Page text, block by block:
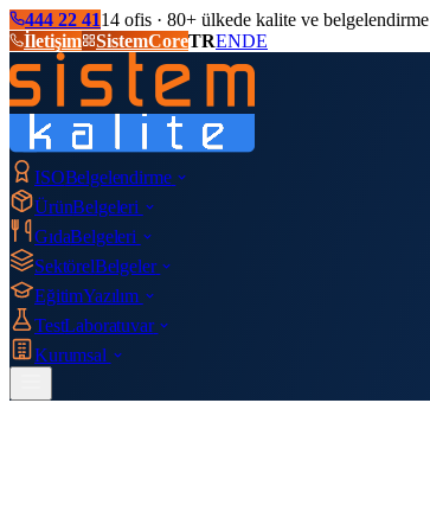
444 22 4114 ofis · 80+ ülkede kalite ve belgelendirme
İletişim
SistemCoreTRENDE
ISOBelgelendirme
ÜrünBelgeleri
GıdaBelgeleri
SektörelBelgeler
EğitimYazılım
TestLaboratuvar
Kurumsal